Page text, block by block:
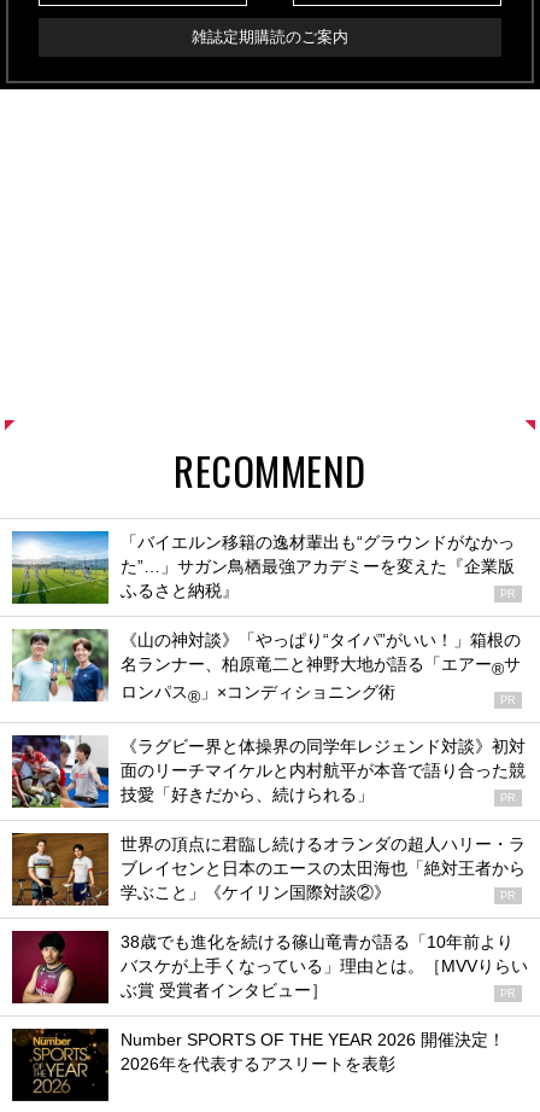
雑誌定期購読のご案内
RECOMMEND
「バイエルン移籍の逸材輩出も“グラウンドがなかっ
た”…」サガン鳥栖最強アカデミーを変えた『企業版
ふるさと納税』
PR
《山の神対談》「やっぱり“タイパ”がいい！」箱根の
名ランナー、柏原竜二と神野大地が語る「エアー®サ
ロンパス® 」×コンディショニング術 PR
《ラグビー界と体操界の同学年レジェンド対談》初対
面のリーチマイケルと内村航平が本音で語り合った競
技愛「好きだから、続けられる」
PR
世界の頂点に君臨し続けるオランダの超人ハリー・ラ
ブレイセンと日本のエースの太田海也「絶対王者から
学ぶこと」《ケイリン国際対談②》
PR
38歳でも進化を続ける篠山竜青が語る「10年前より
バスケが上手くなっている」理由とは。［MVVりらい
ぶ賞 受賞者インタビュー］
PR
Number SPORTS OF THE YEAR 2026 開催決定！
2026年を代表するアスリートを表彰